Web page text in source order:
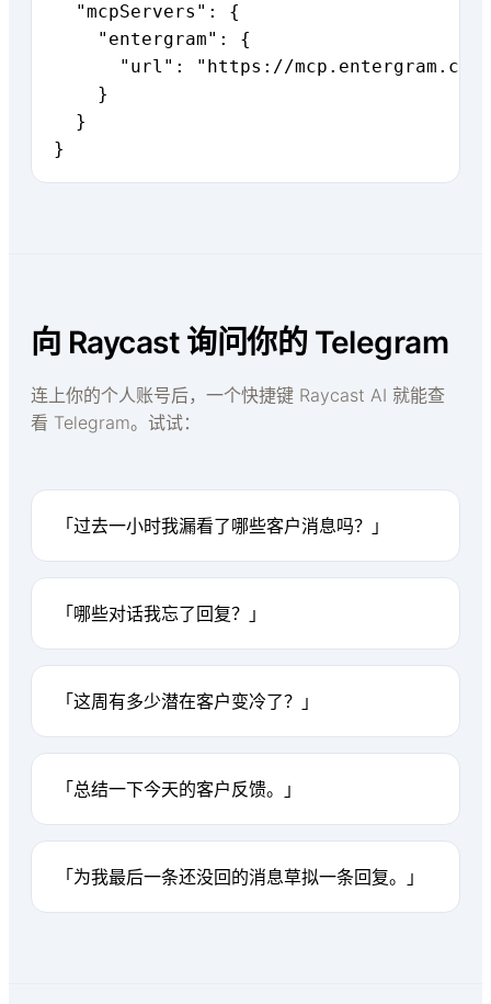
  "mcpServers": {
    "entergram": {
"url": "https://
    }
  }
}
向 Raycast 询问你的 Telegram
连上你的个人账号后，一个快捷键 Raycast AI 就能查
看 Telegram。试试：
「过去一小时我漏看了哪些客户消息吗？」
「哪些对话我忘了回复？」
「这周有多少潜在客户变冷了？」
「总结一下今天的客户反馈。」
「为我最后一条还没回的消息草拟一条回复。」